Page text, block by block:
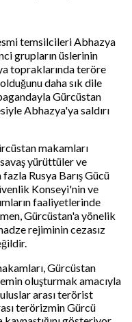
temsilcileri Abhazya
grupların üslerinin
topraklarında teröre
daha sık dile
Gürcüstan
Abhazya'ya saldırı
makamları
yürüttüler ve
Rusya Barış Gücü
Konseyi'nin ve
faaliyetlerinde
Gürcüstan'a yönelik
rejiminin cezasız
Gürcüstan
oluşturmak amacıyla
arası terörist
terörizmin Gürcü